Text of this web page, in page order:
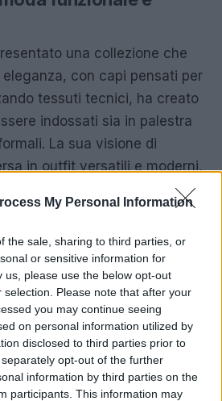
My Personal Information
the sale, sharing to third parties, or
or sensitive information for
us, please use the below opt-out
Please note that after your
you may continue seeing
on personal information utilized by
disclosed to third parties prior to
opt-out of the further
information by third parties on the
participants. This information may
una collezione che
eleganza, con capi pensati per
tessuti tecnici, ha creato
indossati sia in palestra
La sua visione di
in outfit versatili e moderni,
spiccavano giacche
dal taglio innovativo, dotati di
cerniere e lacci. Inoltre, le
per adattarsi a diverse
un’ulteriore
capacità di Parv di unire